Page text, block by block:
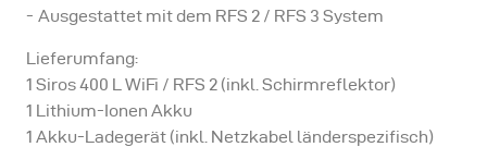
Ausgestattet mit dem RFS 2 / RFS 3 System
Lieferumfang:
1 Siros 400 L WiFi / RFS 2 (inkl. Schirmreflektor)
1 Lithium-Ionen Akku
1 Akku-Ladegerät (inkl. Netzkabel länderspezifisch)